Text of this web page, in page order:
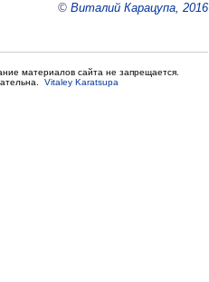
© Виталий Карацупа, 2016